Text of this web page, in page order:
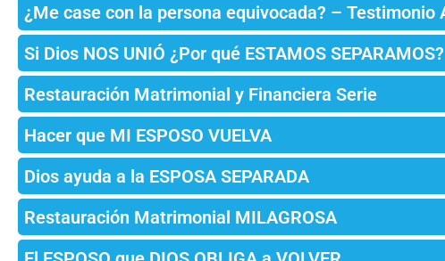
¿Me case con la persona equivocada? – Testimonio
Si Dios NOS UNIÓ ¿Por qué ESTAMOS SEPARAMOS?
Restauración Matrimonial y Financiera Serie
Hacer que MI ESPOSO VUELVA
Dios ayuda a la ESPOSA SEPARADA
Restauración Matrimonial MILAGROSA